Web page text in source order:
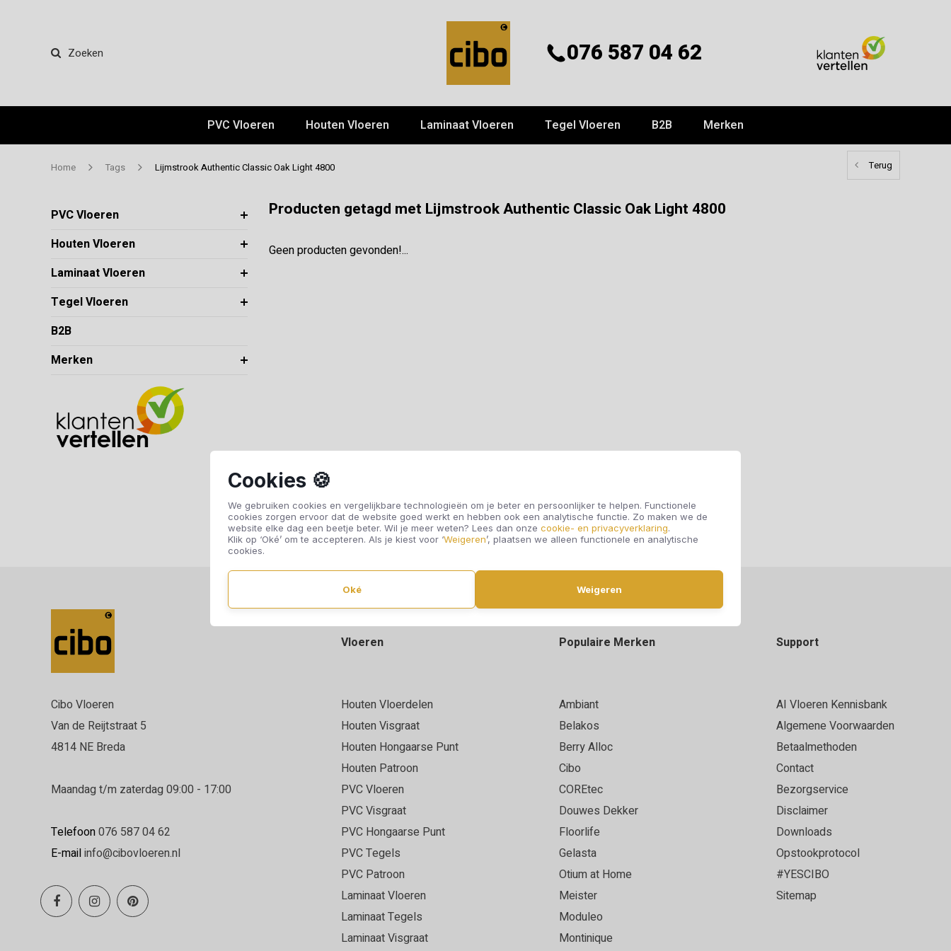
Cookies 🍪
We gebruiken cookies en vergelijkbare technologieën om je beter en persoonlijker te helpen. Functionele
cookies zorgen ervoor dat de website goed werkt en hebben ook een analytische functie. Zo maken we de
website elke dag een beetje beter. Wil je meer weten? Lees dan onze cookie- en privacyverklaring.
Klik op ‘Oké’ om te accepteren. Als je kiest voor ‘Weigeren’, plaatsen we alleen functionele en analytische
cookies.
Oké Weigeren
Zoeken 076 587 04 62
PVC Vloeren Houten Vloeren Laminaat Vloeren Tegel Vloeren B2B Merken
Home Tags Lijmstrook Authentic Classic Oak Light 4800 Terug
PVC Vloeren
Houten Vloeren
Laminaat Vloeren
Tegel Vloeren
B2B
Merken
Producten getagd met Lijmstrook Authentic Classic Oak Light 4800
Geen producten gevonden!...
Cibo Vloeren
Van de Reijtstraat 5
4814 NE Breda
Maandag t/m zaterdag 09:00 - 17:00
Telefoon076 587 04 62
E-mailinfo@cibovloeren.nl
Vloeren
Houten Vloerdelen
Houten Visgraat
Houten Hongaarse Punt
Houten Patroon
PVC Vloeren
PVC Visgraat
PVC Hongaarse Punt
PVC Tegels
PVC Patroon
Laminaat Vloeren
Laminaat Tegels
Laminaat Visgraat
Populaire Merken
Ambiant
Belakos
Berry Alloc
Cibo
COREtec
Douwes Dekker
Floorlife
Gelasta
Otium at Home
Meister
Moduleo
Montinique
Support
AI Vloeren Kennisbank
Algemene Voorwaarden
Betaalmethoden
Contact
Bezorgservice
Disclaimer
Downloads
Opstookprotocol
#YESCIBO
Sitemap